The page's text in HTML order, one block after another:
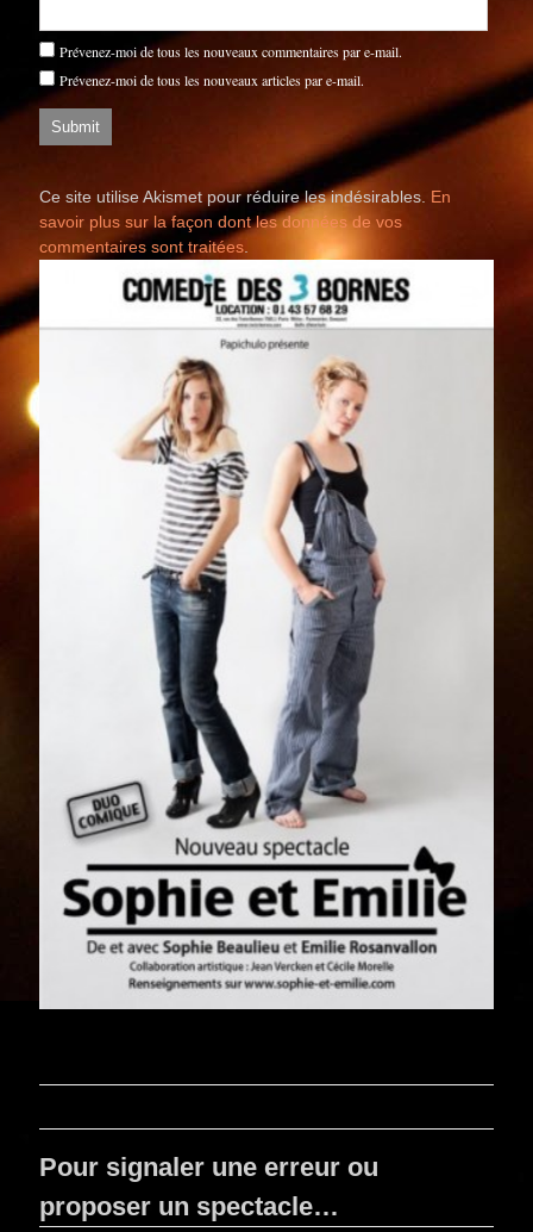
Prévenez-moi de tous les nouveaux commentaires par e-mail.
Prévenez-moi de tous les nouveaux articles par e-mail.
Ce site utilise Akismet pour réduire les indésirables. En
savoir plus sur la façon dont les données de vos
commentaires sont traitées
Pour signaler une erreur ou
proposer un spectacle…